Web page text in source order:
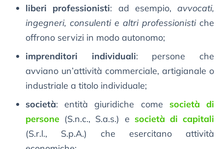
liberi professionisti: ad esempio, avvocati,
ingegneri, consulenti e altri professionistiche
offrono servizi in modo autonomo;
imprenditori individuali: persone che
avviano un’attività commerciale, artigianale o
industriale a titolo individuale;
società: entità giuridiche come società di
persone (S.n.c., S.a.s.) e società di capitali
(S.r.l., S.p.A.) che esercitano attività